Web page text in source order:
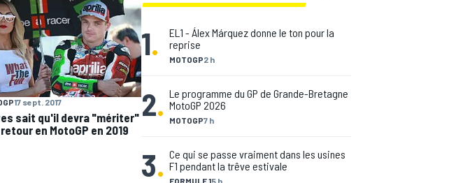
17 sept. 2017
sait qu'il devra "mériter"
en MotoGP en 2019
1. MOTOGP2 h
EL1 - Álex Márquez donne le ton pour la
reprise
2. MOTOGP7 h
Le programme du GP de Grande-Bretagne
MotoGP 2026
3. FORMULE 15 h
Ce qui se passe vraiment dans les usines
F1 pendant la trêve estivale